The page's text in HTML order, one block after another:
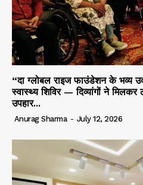
“दा ग्लोबल राइज फाउंडेशन के भव्य
स्वास्थ्य शिविर — दिव्यांगों ने
उपहार...
Anurag Sharma - July 12, 2026